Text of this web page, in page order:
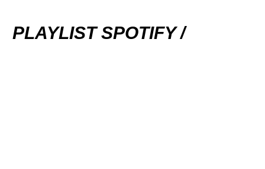
PLAYLIST SPOTIFY /